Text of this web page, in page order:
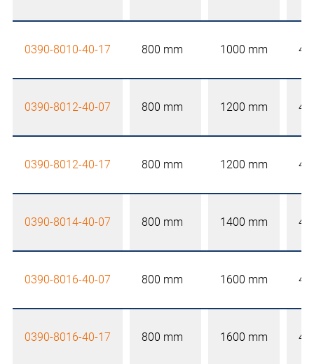
0390-8010-40-17 800 mm 1000 mm
0390-8012-40-07 800 mm 1200 mm
0390-8012-40-17 800 mm 1200 mm
0390-8014-40-07 800 mm 1400 mm
0390-8016-40-07 800 mm 1600 mm
0390-8016-40-17 800 mm 1600 mm